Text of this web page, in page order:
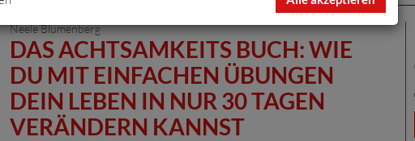
Neele Blumenberg
DAS ACHTSAMKEITS BUCH: WIE
DU MIT EINFACHEN ÜBUNGEN
DEIN LEBEN IN NUR 30 TAGEN
VERÄNDERN KANNST